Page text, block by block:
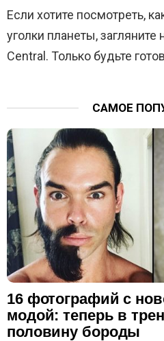
Если хотите посмотреть,
уголки планеты, загляните
Central. Только будьте
САМОЕ
16 фотографий с
модой: теперь в
половину бороды